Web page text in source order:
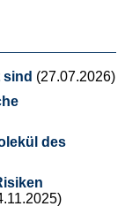
sind (27.07.2026)
des